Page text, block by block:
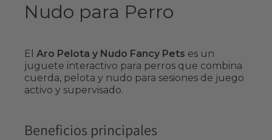
Nudo para Perro
El Aro Pelota y Nudo Fancy Pets es un
juguete interactivo para perros que combina
cuerda, pelota y nudo para sesiones de juego
activo y supervisado.
Beneficios principales